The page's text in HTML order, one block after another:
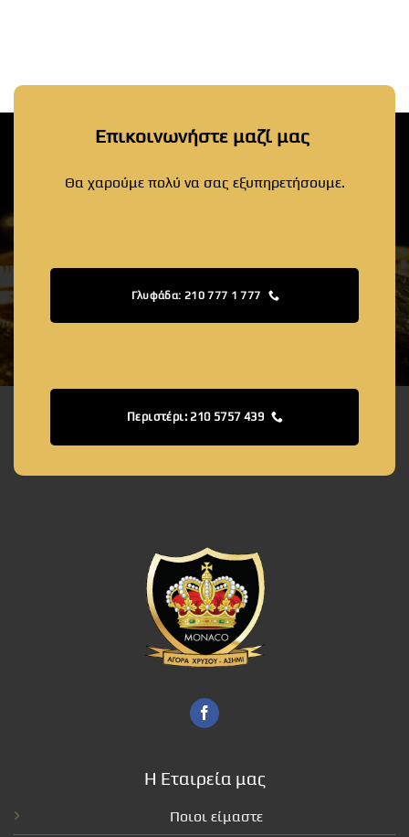
Επικοινωνήστε μαζί μας
Θα χαρούμε πολύ να σας εξυπηρετήσουμε.
Γλυφάδα: 210 777 1 777
Περιστέρι: 210 5757 439
Η Εταιρεία μας
Ποιοι είμαστε